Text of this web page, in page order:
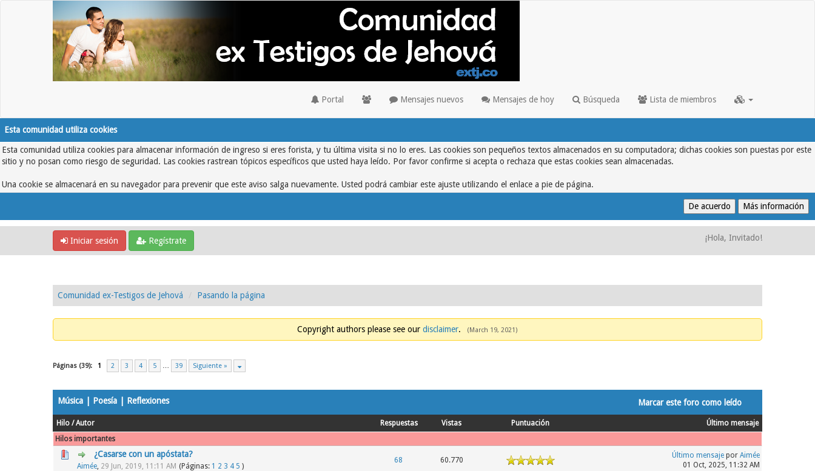
Portal Mensajes nuevos Mensajes de hoy Búsqueda Lista de miembros
Esta comunidad utiliza cookies
Esta comunidad utiliza cookies para almacenar información de ingreso si eres forista, y tu última visita si no lo eres. Las cookies son pequeños textos almacenados en su computadora; dichas cookies son puestas por este
sitio y no posan como riesgo de seguridad. Las cookies rastrean tópicos específicos que usted haya leído. Por favor confirme si acepta o rechaza que estas cookies sean almacenadas.
Una cookie se almacenará en su navegador para prevenir que este aviso salga nuevamente. Usted podrá cambiar este ajuste utilizando el enlace a pie de página.
Iniciar sesión Regístrate ¡Hola, Invitado!
Comunidad ex-Testigos de Jehová Pasando la página
Copyright authors please see our disclaimer. (March 19, 2021)
Páginas (39): 1 2 3 4 5 … 39 Siguiente »
Música | Poesía | Reflexiones Marcar este foro como leído
Hilo /Autor Respuestas Vistas Puntuación
Último mensaje
Hilos importantes
¿Casarse con un apóstata?
Aimée, 29 Jun, 2019, 11:11 AM (Páginas: 1 2 3 4 5 )
68 60.770
1 voto(s) - Media 5 de 5 Último mensajepor Aimée
01 Oct, 2025, 11:32 AM